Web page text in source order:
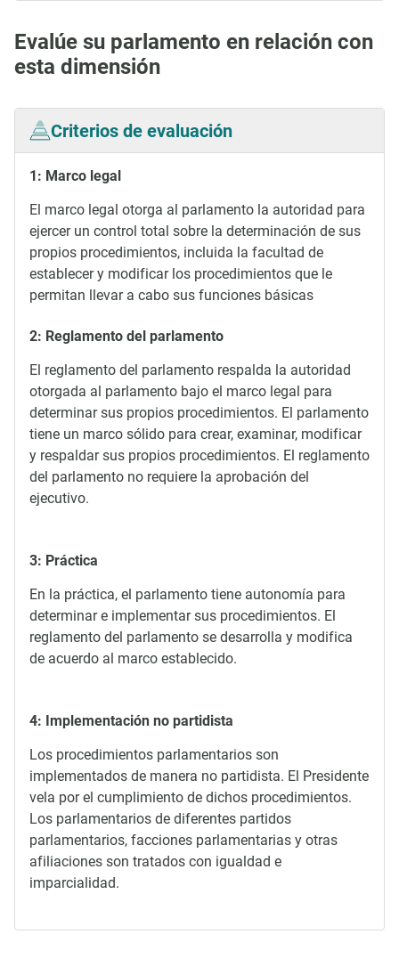
Evalúe su parlamento en relación con
esta dimensión
Criterios de evaluación
1: Marco legal
El marco legal otorga al parlamento la autoridad para
ejercer un control total sobre la determinación de sus
propios procedimientos, incluida la facultad de
establecer y modificar los procedimientos que le
permitan llevar a cabo sus funciones básicas
2: Reglamento del parlamento
El reglamento del parlamento respalda la autoridad
otorgada al parlamento bajo el marco legal para
determinar sus propios procedimientos. El parlamento
tiene un marco sólido para crear, examinar, modificar
y respaldar sus propios procedimientos. El reglamento
del parlamento no requiere la aprobación del
ejecutivo.
3: Práctica
En la práctica, el parlamento tiene autonomía para
determinar e implementar sus procedimientos. El
reglamento del parlamento se desarrolla y modifica
de acuerdo al marco establecido.
4: Implementación no partidista
Los procedimientos parlamentarios son
implementados de manera no partidista. El Presidente
vela por el cumplimiento de dichos procedimientos.
Los parlamentarios de diferentes partidos
parlamentarios, facciones parlamentarias y otras
afiliaciones son tratados con igualdad e
imparcialidad.